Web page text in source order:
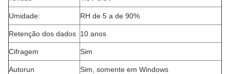
Umidade: RH de 5 a de 90%
Retenção dos dados 10 anos
Cifragem Sim
Autorun Sim, somente em Windows